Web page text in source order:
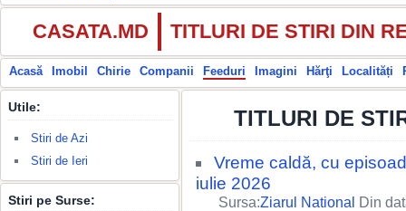
CASATA.MD TITLURI DE STIRI DIN
Acasă Imobil Chirie Companii Feeduri Imagini Hărţi Localități
Utile:
Stiri de Azi
Stiri de Ieri
Stiri pe Surse:
TITLURI DE
Vreme caldă, cu
iulie 2026
Sursa:Ziarul National Din